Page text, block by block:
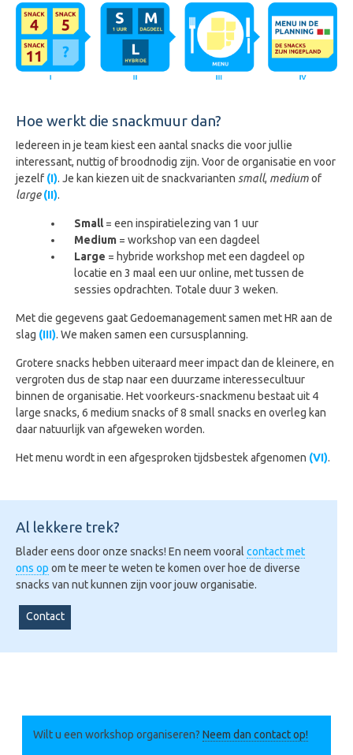
Hoe werkt die snackmuur dan?
Iedereen in je team kiest een aantal snacks die voor jullie
interessant, nuttig of broodnodig zijn. Voor de organisatie en voor
jezelf (I). Je kan kiezen uit de snackvariantensmall, mediumof
large (II).
Small= een inspiratielezing van 1 uur
Medium = workshop van een dagdeel
Large = hybride workshop met een dagdeel op
locatie en 3 maal een uur online, met tussen de
sessies opdrachten. Totale duur 3 weken.
Met die gegevens gaat Gedoemanagement samen met HR aan de
slag (III). We maken samen een cursusplanning.
Grotere snacks hebben uiteraard meer impact dan de kleinere, en
vergroten dus de stap naar een duurzame interessecultuur
binnen de organisatie. Het voorkeurs-snackmenu bestaat uit 4
large snacks, 6 medium snacks of 8 small snacks en overleg kan
daar natuurlijk van afgeweken worden.
Het menu wordt in een afgesproken tijdsbestek afgenomen (VI).
Al lekkere trek?
Blader eens door onze snacks! En neem vooralcontact met
ons op om te meer te weten te komen over hoe de diverse
snacks van nut kunnen zijn voor jouw organisatie.
Contact
Wilt u een workshop organiseren? Neem dan contact op!